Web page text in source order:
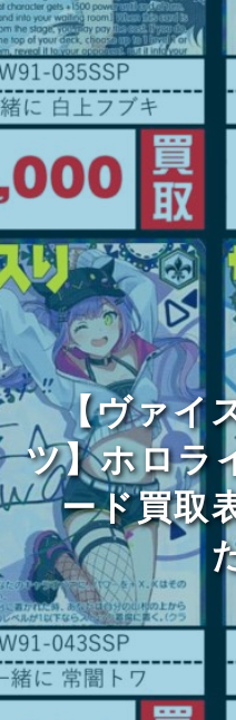
【ヴァイ
ツ】ホロラ
ード買取